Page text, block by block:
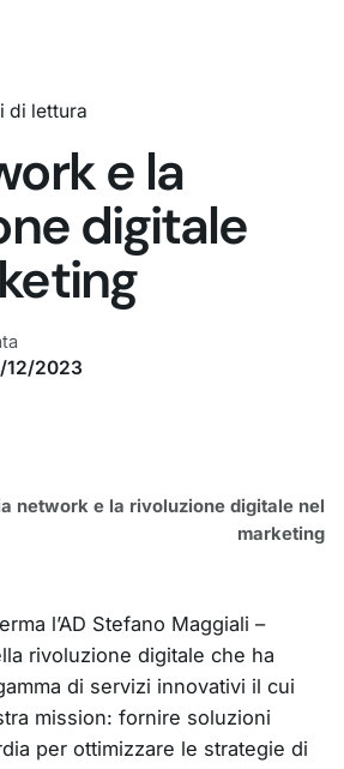
di lettura
e la
digitale
12/2023
network e la rivoluzione digitale nel
marketing
l’AD Stefano Maggiali –
rivoluzione digitale che ha
di servizi innovativi il cui
mission: fornire soluzioni
per ottimizzare le strategie di